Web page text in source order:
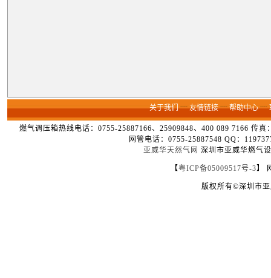
关于我们┈友情链接┈帮助中心┈
燃气调压箱热线电话：0755-25887166、25909848、400 089 7166 传
网管电话：0755-25887548 QQ：
亚威华天然气网 深圳市亚威华燃气
【粤ICP备05009517号-3】
版权所有©深圳市